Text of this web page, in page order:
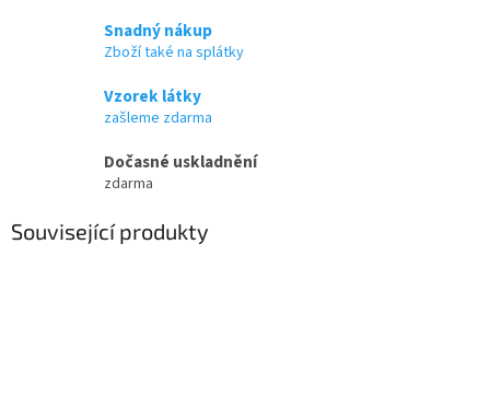
Snadný nákup
Zboží také na splátky
Vzorek látky
zašleme zdarma
Dočasné uskladnění
zdarma
Související produkty